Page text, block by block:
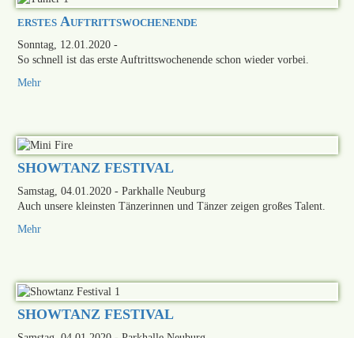
erstes Auftrittswochenende
Sonntag, 12.01.2020 -
So schnell ist das erste Auftrittswochenende schon wieder vorbei.
Mehr
SHOWTANZ FESTIVAL
Samstag, 04.01.2020 - Parkhalle Neuburg
Auch unsere kleinsten Tänzerinnen und Tänzer zeigen großes Talent.
Mehr
SHOWTANZ FESTIVAL